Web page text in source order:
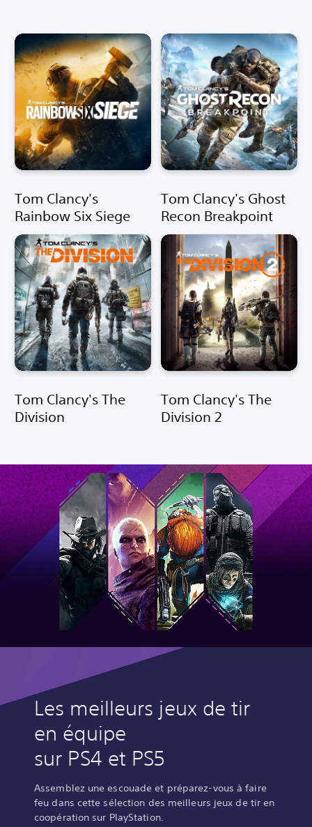
Tom Clancy's
Rainbow Six Siege
Tom Clancy's Ghost
Recon Breakpoint
Tom Clancy's The
Division
Tom Clancy's The
Division 2
Les meilleurs jeux de tir
en équipe
sur PS4 et PS5
Assemblez une escouade et préparez-vous à faire
feu dans cette sélection des meilleurs jeux de tir en
coopération sur PlayStation.